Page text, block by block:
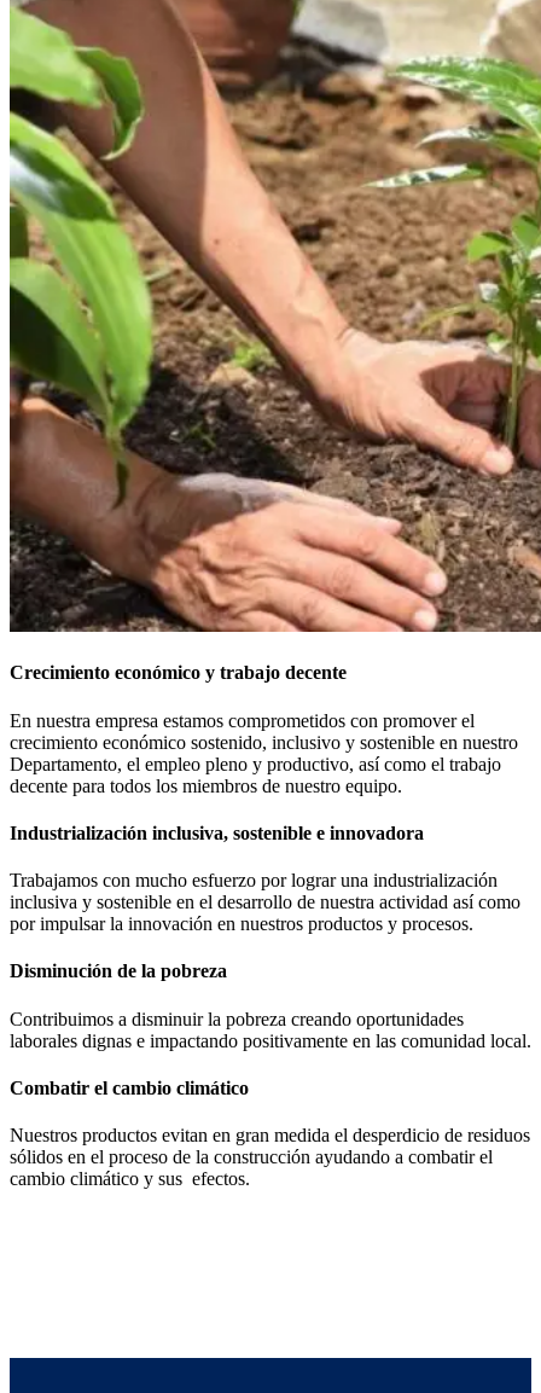
Crecimiento económico y trabajo decente
En nuestra empresa estamos comprometidos con promover el
crecimiento económico sostenido, inclusivo y sostenible en nuestro
Departamento, el empleo pleno y productivo, así como el trabajo
decente para todos los miembros de nuestro equipo.
Industrialización inclusiva, sostenible e innovadora
Trabajamos con mucho esfuerzo por lograr una industrialización
inclusiva y sostenible en el desarrollo de nuestra actividad así como
por impulsar la innovación en nuestros productos y procesos.
Disminución de la pobreza
Contribuimos a disminuir la pobreza creando oportunidades
laborales dignas e impactando positivamente en las comunidad local.
Combatir el cambio climático
Nuestros productos evitan en gran medida el desperdicio de residuos
sólidos en el proceso de la construcción ayudando a combatir el
cambio climático y sus efectos.